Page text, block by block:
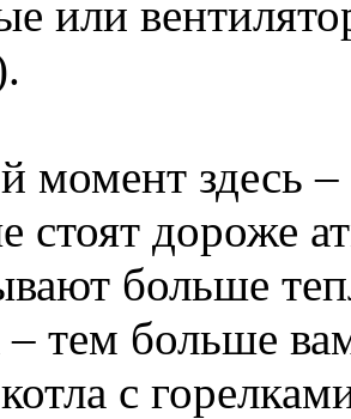
или
момент здесь –
стоят дороже
больше
– тем больше
с